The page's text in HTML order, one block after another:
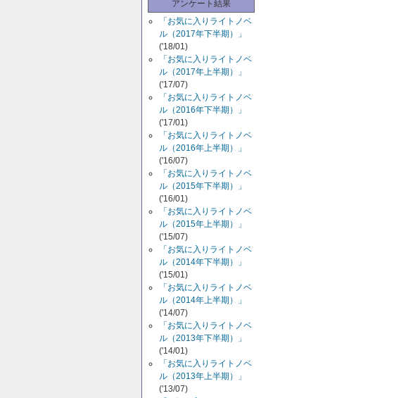
アンケート結果
「お気に入りライトノベ
ル（2017年下半期）」
('18/01)
「お気に入りライトノベ
ル（2017年上半期）」
('17/07)
「お気に入りライトノベ
ル（2016年下半期）」
('17/01)
「お気に入りライトノベ
ル（2016年上半期）」
('16/07)
「お気に入りライトノベ
ル（2015年下半期）」
('16/01)
「お気に入りライトノベ
ル（2015年上半期）」
('15/07)
「お気に入りライトノベ
ル（2014年下半期）」
('15/01)
「お気に入りライトノベ
ル（2014年上半期）」
('14/07)
「お気に入りライトノベ
ル（2013年下半期）」
('14/01)
「お気に入りライトノベ
ル（2013年上半期）」
('13/07)